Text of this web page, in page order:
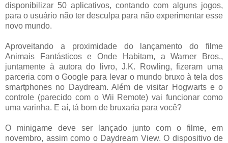
disponibilizar 50 aplicativos, contando com alguns jogos,
para o usuário não ter desculpa para não experimentar esse
novo mundo.
Aproveitando a proximidade do lançamento do filme
Animais Fantásticos e Onde Habitam, a Warner Bros.,
juntamente à autora do livro, J.K. Rowling, fizeram uma
parceria com o Google para levar o mundo bruxo à tela dos
smartphones no Daydream. Além de visitar Hogwarts e o
controle (parecido com o Wii Remote) vai funcionar como
uma varinha. E aí, tá bom de bruxaria para você?
O minigame deve ser lançado junto com o filme, em
novembro, assim como o Daydream View. O dispositivo de